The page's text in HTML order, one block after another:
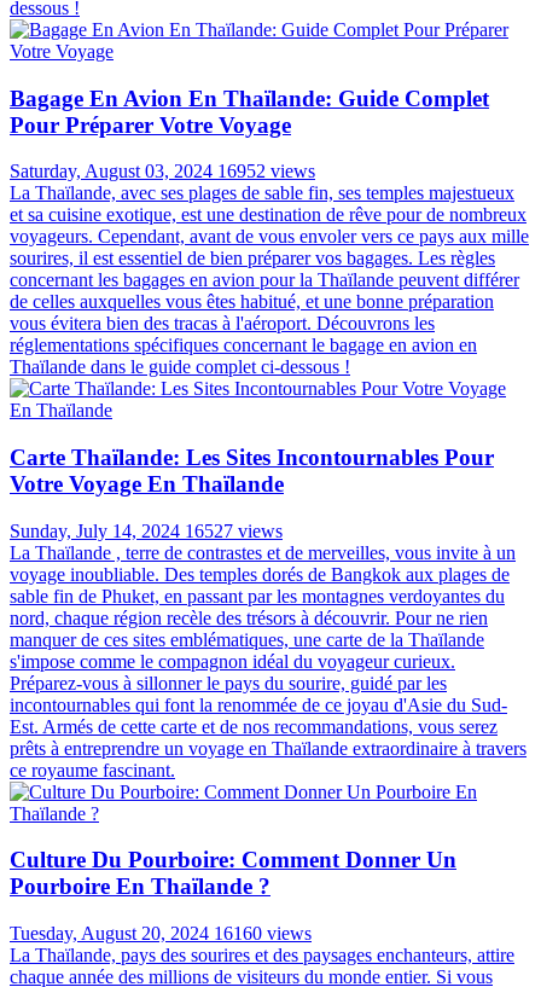
dessous !
Bagage En Avion En Thaïlande: Guide Complet
Pour Préparer Votre Voyage
Saturday, August 03, 2024 16952 views
La Thaïlande, avec ses plages de sable fin, ses temples majestueux
et sa cuisine exotique, est une destination de rêve pour de nombreux
voyageurs. Cependant, avant de vous envoler vers ce pays aux mille
sourires, il est essentiel de bien préparer vos bagages. Les règles
concernant les bagages en avion pour la Thaïlande peuvent différer
de celles auxquelles vous êtes habitué, et une bonne préparation
vous évitera bien des tracas à l'aéroport. Découvrons les
réglementations spécifiques concernant le bagage en avion en
Thaïlande dans le guide complet ci-dessous !
Carte Thaïlande: Les Sites Incontournables Pour
Votre Voyage En Thaïlande
Sunday, July 14, 2024 16527 views
La Thaïlande , terre de contrastes et de merveilles, vous invite à un
voyage inoubliable. Des temples dorés de Bangkok aux plages de
sable fin de Phuket, en passant par les montagnes verdoyantes du
nord, chaque région recèle des trésors à découvrir. Pour ne rien
manquer de ces sites emblématiques, une carte de la Thaïlande
s'impose comme le compagnon idéal du voyageur curieux.
Préparez-vous à sillonner le pays du sourire, guidé par les
incontournables qui font la renommée de ce joyau d'Asie du Sud-
Est. Armés de cette carte et de nos recommandations, vous serez
prêts à entreprendre un voyage en Thaïlande extraordinaire à travers
ce royaume fascinant.
Culture Du Pourboire: Comment Donner Un
Pourboire En Thaïlande ?
Tuesday, August 20, 2024 16160 views
La Thaïlande, pays des sourires et des paysages enchanteurs, attire
chaque année des millions de visiteurs du monde entier. Si vous